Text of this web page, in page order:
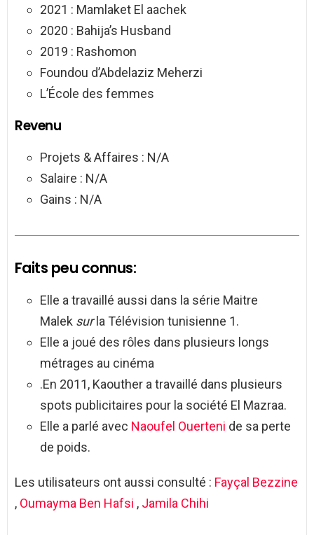
2021 : Mamlaket El aachek
2020 : Bahija’s Husband
2019 : Rashomon
Foundou d’Abdelaziz Meherzi
L’École des femmes
Revenu
Projets & Affaires : N/A
Salaire : N/A
Gains : N/A
Faits peu connus:
Elle a travaillé aussi dans la série Maitre
Malek surla Télévision tunisienne 1.
Elle a joué des rôles dans plusieurs longs
métrages au cinéma
.En 2011, Kaouther a travaillé dans plusieurs
spots publicitaires pour la société El Mazraa.
Elle a parlé avec Naoufel Ouerteni de sa perte
de poids.
Les utilisateurs ont aussi consulté : Fayçal Bezzine
, Oumayma Ben Hafsi , Jamila Chihi